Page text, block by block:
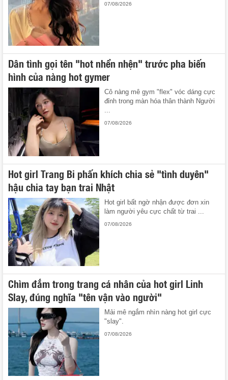
07/08/2026
Dân tình gọi tên "hot nhền nhện" trước pha biến
hình của nàng hot gymer
Cô nàng mê gym "flex" vóc dáng cực
đỉnh trong màn hóa thân thành Người
...
07/08/2026
Hot girl Trang Bi phấn khích chia sẻ "tình duyên"
hậu chia tay bạn trai Nhật
Hot girl bất ngờ nhận được đơn xin
làm người yêu cực chất từ trai ...
07/08/2026
Chìm đắm trong trang cá nhân của hot girl Linh
Slay, đúng nghĩa "tên vận vào người"
Mải mê ngắm nhìn nàng hot girl cực
"slay".
07/08/2026